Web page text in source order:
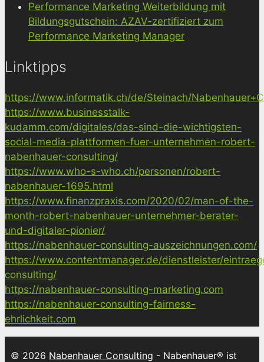
Performance Marketing Weiterbildung mit
Bildungsgutschein: AZAV-zertifiziert zum
Performance Marketing Manager
Linktipps
https://www.informatik.ch/de/Steinach/
https://www.businesstalk-
kudamm.com/digitales/das-sind-die-wichtigsten-
social-media-plattformen-fuer-unternehmen-robert-
nabenhauer-consulting/
https://www.who-s-who.ch/personen/robert-
nabenhauer-1695.html
https://www.finanzpraxis.com/2020/02/man-of-the-
month-robert-nabenhauer-unternehmer-berater-
und-digitaler-pionier/
https://nabenhauer-consulting-auszeichnungen.com/
https://www.contentmanager.de/dienstleister/
consulting/
https://nabenhauer-consulting-marketing.com
https://nabenhauer-consulting-fairness-
ehrlichkeit.com
© 2026 Nabenhauer Consulting - Nabenhauer® ist